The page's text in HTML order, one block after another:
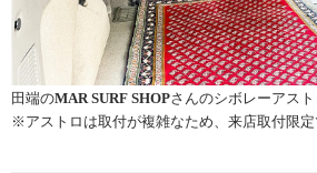
田端のMAR SURF SHOPさんのシボレーアスト
※アストロは取付が複雑なため、来店取付限定